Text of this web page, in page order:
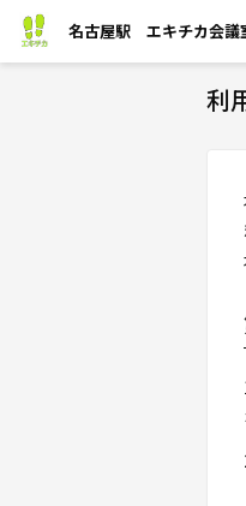
名古屋駅 エキチカ会
利